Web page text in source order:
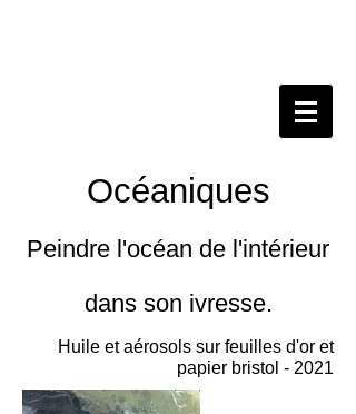
Océaniques
Peindre l'océan de l'intérieur
dans son ivresse.
Huile et aérosols sur feuilles d'or et
papier bristol - 2021